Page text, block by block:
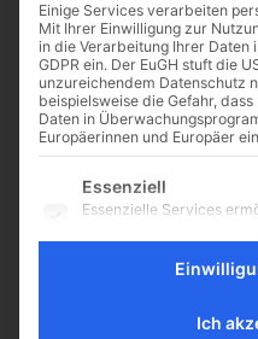
Perlen der Moderne:
Sakralarchitektur
Jahrhundert
Die moderne Architektur
der Geschichte der
einen tritt der dekorative
Bauwerks zugunsten
Einige Services verarbeiten
Mit Ihrer Einwilligung zur
in die Verarbeitung Ihrer Daten
GDPR ein. Der EuGH stuft die
unzureichendem Datenschutz
beispielsweise die Gefahr,
Daten in
Europäerinnen und Europäer
Es folgt eine Liste der
Essenziell
Essenzielle Services
Aufschluss darüber
Ich